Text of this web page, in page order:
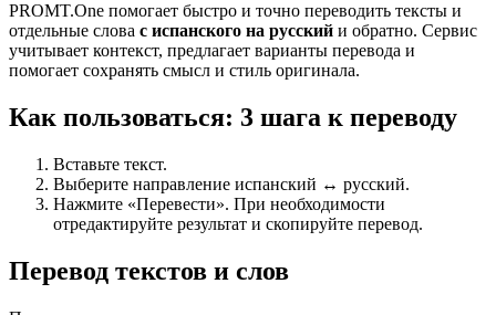
PROMT.One помогает быстро и точно переводить тексты и
отдельные слова с испанского на русский и обратно. Сервис
учитывает контекст, предлагает варианты перевода и
помогает сохранять смысл и стиль оригинала.
Как пользоваться: 3 шага к переводу
Вставьте текст.
Выберите направление испанский ↔ русский.
Нажмите «Перевести». При необходимости
отредактируйте результат и скопируйте перевод.
Перевод текстов и слов